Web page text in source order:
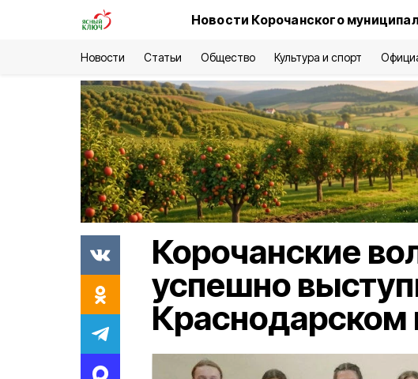
Новости Корочанского
Новости Статьи Общество Культура и спорт
Корочанские
успешно
Краснодарском